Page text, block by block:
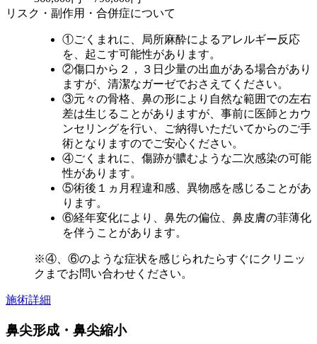
リスク・副作用・合併症について
①ごくまれに、局所麻酔によるアレルギー反応
を、起こす可能性があります。
②傷口から２，３日少量の出血がある場合があり
ますが、清潔なガーゼでおさえてください。
③元々の骨格、鼻の形により自然な範囲での左右
差は生じることがありますが、事前に医師とカウ
ンセリングを行い、ご納得いただいてからのご手
術となりますのでご安心ください。
④ごくまれに、傷跡が膿むような二次感染の可能
性があります。
⑤術後１ヵ月程違和感、異物感を感じることがあ
ります。
⑥経年変化により、鼻先の偏位、鼻皮膚の菲薄化
を伴うことがあります。
※④、⑥のような症状を感じられたらすぐにクリニッ
クまでお問い合わせください。
施術詳細
鼻尖形成・鼻尖縮小